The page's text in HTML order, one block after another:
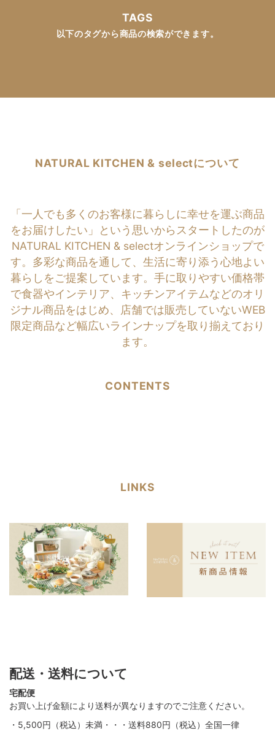
TAGS
以下のタグから商品の検索ができます。
NATURAL KITCHEN & selectについて
「一人でも多くのお客様に暮らしに幸せを運ぶ商品
をお届けしたい」という思いからスタートしたのが
NATURAL KITCHEN & selectオンラインショップで
す。多彩な商品を通して、生活に寄り添う心地よい
暮らしをご提案しています。手に取りやすい価格帯
で食器やインテリア、キッチンアイテムなどのオリ
ジナル商品をはじめ、店舗では販売していないWEB
限定商品など幅広いラインナップを取り揃えており
ます。
CONTENTS
LINKS
配送・送料について
宅配便
お買い上げ金額により送料が異なりますのでご注意ください。
・5,500円（税込）未満・・・送料880円（税込）全国一律